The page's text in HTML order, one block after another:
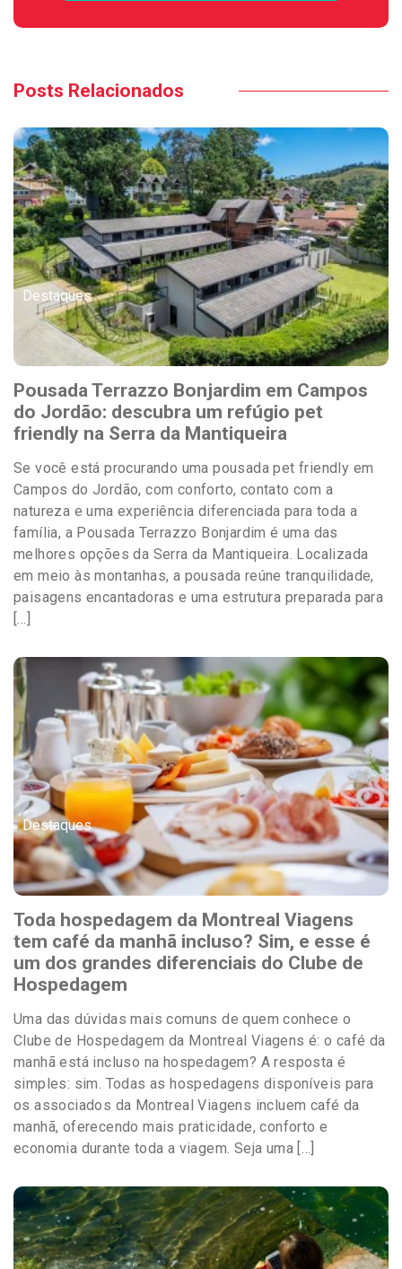
Posts Relacionados
Destaques
Pousada Terrazzo Bonjardim em Campos
do Jordão: descubra um refúgio pet
friendly na Serra da Mantiqueira
Se você está procurando uma pousada pet friendly em
Campos do Jordão, com conforto, contato com a
natureza e uma experiência diferenciada para toda a
família, a Pousada Terrazzo Bonjardim é uma das
melhores opções da Serra da Mantiqueira. Localizada
em meio às montanhas, a pousada reúne tranquilidade,
paisagens encantadoras e uma estrutura preparada para
[…]
Destaques
Toda hospedagem da Montreal Viagens
tem café da manhã incluso? Sim, e esse é
um dos grandes diferenciais do Clube de
Hospedagem
Uma das dúvidas mais comuns de quem conhece o
Clube de Hospedagem da Montreal Viagens é: o café da
manhã está incluso na hospedagem? A resposta é
simples: sim. Todas as hospedagens disponíveis para
os associados da Montreal Viagens incluem café da
manhã, oferecendo mais praticidade, conforto e
economia durante toda a viagem. Seja uma […]